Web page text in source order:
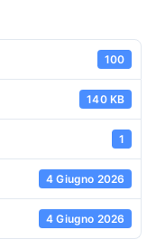
100
140 KB
1
4 Giugno 2026
4 Giugno 2026